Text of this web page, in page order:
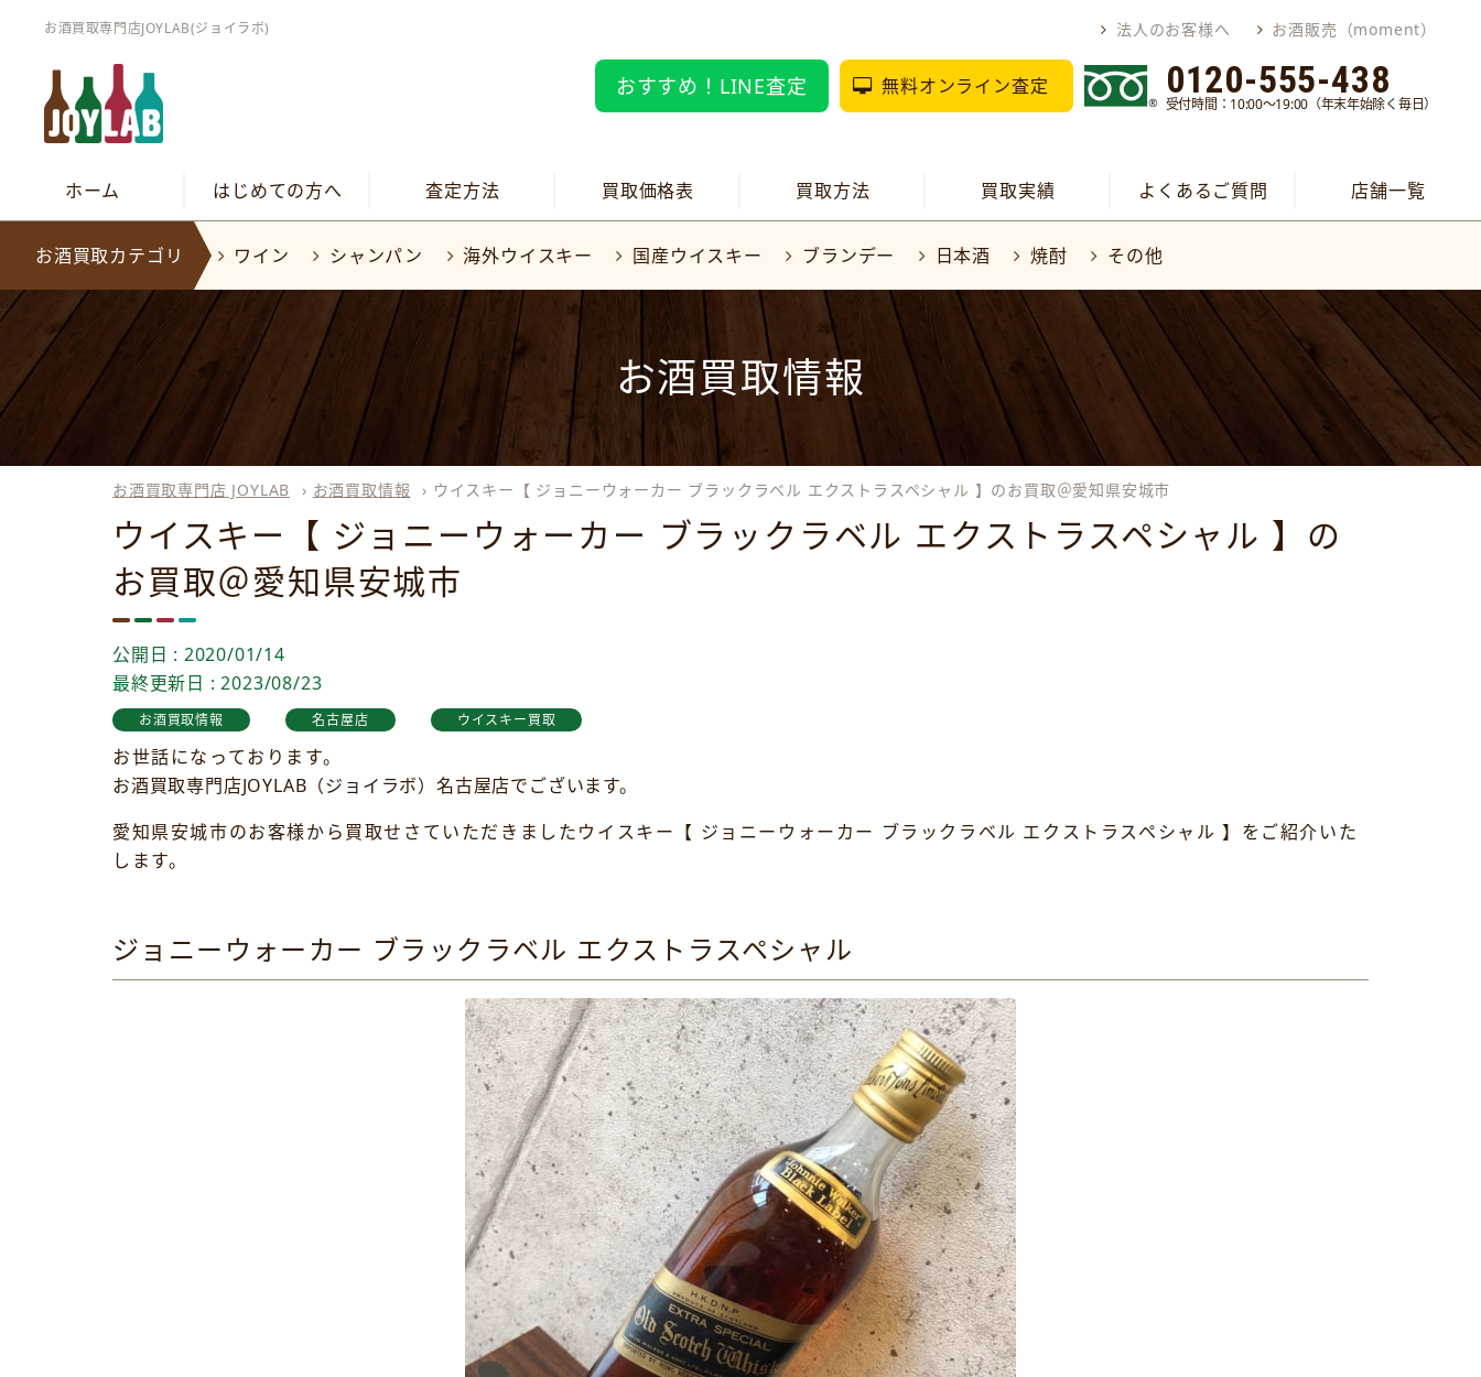
お酒買取専門店JOYLAB(ジョイラボ) 法人のお客様へ お酒販売（moment）
おすすめ！LINE査定 無料オンライン査定 0120-555-438
受付時間：10:00～19:00（年末年始除く毎日）
ホーム はじめての方へ 査定方法 買取価格表 買取方法 買取実績 よくあるご質問 店舗一覧
お酒買取カテゴリ ワイン シャンパン 海外ウイスキー 国産ウイスキー ブランデー 日本酒 焼酎 その他
お酒買取情報
お酒買取専門店 JOYLAB › お酒買取情報 › ウイスキー【 ジョニーウォーカー ブラックラベル エクストラスペシャル 】のお買取＠愛知県安城市
ウイスキー【 ジョニーウォーカー ブラックラベル エクストラスペシャル 】の
お買取＠愛知県安城市
公開日 : 2020/01/14
最終更新日 : 2023/08/23
お酒買取情報 名古屋店 ウイスキー買取
お世話になっております。
お酒買取専門店JOYLAB（ジョイラボ）名古屋店でございます。
愛知県安城市のお客様から買取せさていただきましたウイスキー【 ジョニーウォーカー ブラックラベル エクストラスペシャル 】をご紹介いた
します。
ジョニーウォーカー ブラックラベル エクストラスペシャル